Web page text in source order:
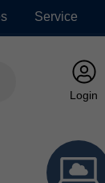
Service
Login